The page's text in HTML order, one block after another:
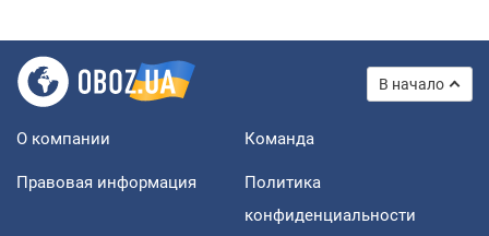
В начало
О компании Команда
Правовая информация
Политика
конфиденциальности